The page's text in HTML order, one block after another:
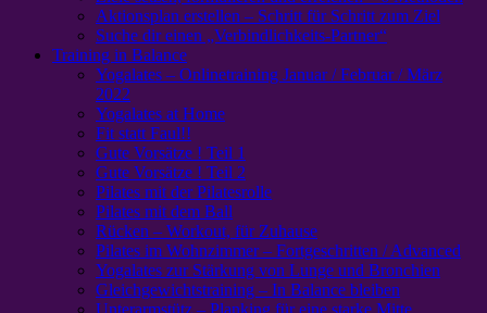
Aktionsplan erstellen – Schritt für Schritt zum Ziel
Suche dir einen „Verbindlichkeits-Partner“
Training in Balance
Yogalates – Onlinetraining Januar / Februar / März
2022
Yogalates at Home
Fit statt Faul!!
Gute Vorsätze ! Teil 1
Gute Vorsätze ! Teil 2
Pilates mit der Pilatesrolle
Pilates mit dem Ball
Rücken – Workout, für Zuhause
Pilates im Wohnzimmer – Fortgeschritten / Advanced
Yogalates zur Stärkung von Lunge und Bronchien
Gleichgewichtstraining – In Balance bleiben
Unterarmstütz – Planking für eine starke Mitte